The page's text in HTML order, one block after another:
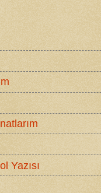
Yazısı